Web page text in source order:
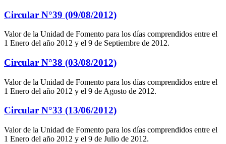
Circular N°39 (09/08/2012)
Valor de la Unidad de Fomento para los días comprendidos entre el
1 Enero del año 2012 y el 9 de Septiembre de 2012.
Circular N°38 (03/08/2012)
Valor de la Unidad de Fomento para los días comprendidos entre el
1 Enero del año 2012 y el 9 de Agosto de 2012.
Circular N°33 (13/06/2012)
Valor de la Unidad de Fomento para los días comprendidos entre el
1 Enero del año 2012 y el 9 de Julio de 2012.